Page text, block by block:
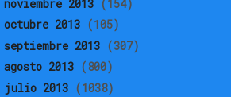
noviembre 2013 (154)
octubre 2013 (105)
septiembre 2013 (307)
agosto 2013 (800)
julio 2013 (1038)